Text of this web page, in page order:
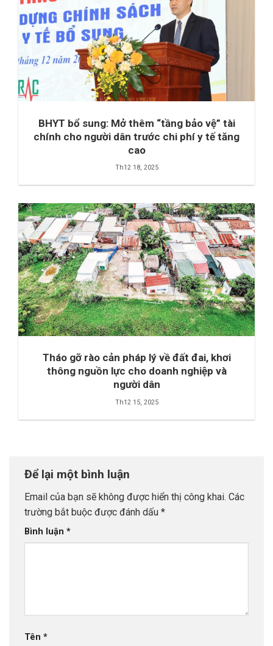
BHYT bổ sung: Mở thêm “tầng bảo vệ” tài
chính cho người dân trước chi phí y tế tăng
cao
Th12 18, 2025
Tháo gỡ rào cản pháp lý về đất đai, khơi
thông nguồn lực cho doanh nghiệp và
người dân
Th12 15, 2025
Để lại một bình luận
Email của bạn sẽ không được hiển thị công khai. Các
trường bắt buộc được đánh dấu *
Bình luận *
Tên *